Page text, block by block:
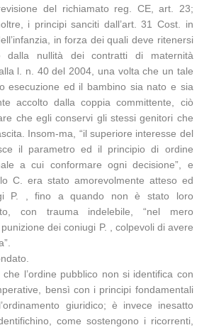
del richiamato reg. CE, art. 23;
i principi sanciti dall’art. 31 Cost. in
in forza dei quali deve ritenersi
dalla nullità dei contratti di maternità
l. n. 40 del 2004, una volta che un tale
esecuzione ed il bambino sia nato e sia
accolto dalla coppia committente, ciò
che egli conservi gli stessi genitori che
Insom-ma, “il superiore interesse del
il parametro ed il principio di ordine
a cui conformare ogni decisione”, e
C. era stato amorevolmente atteso ed
P. , fino a quando non è stato loro
con trauma indelebile, “nel mero
dei coniugi P. , colpevoli di avere
l’ordine pubblico non si identifica con
bensì con i principi fondamentali
giuridico; è invece inesatto
come sostengono i ricorrenti,